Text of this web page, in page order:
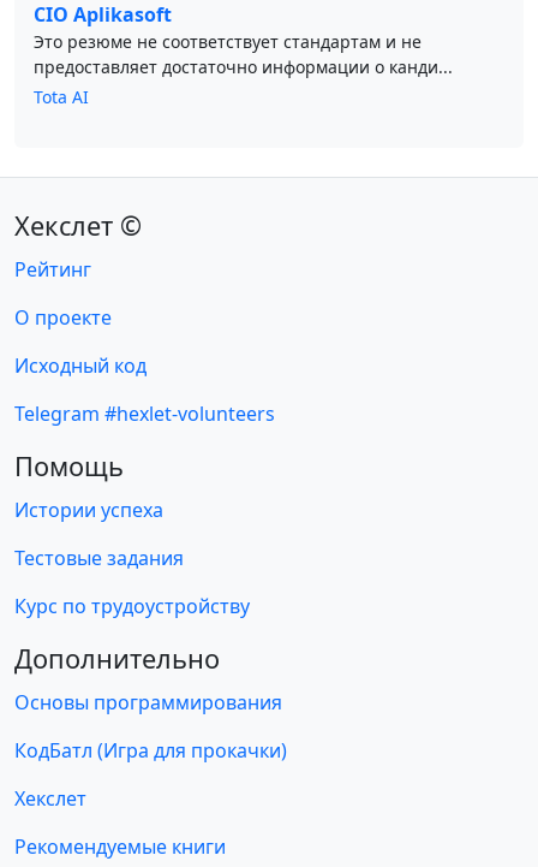
CIO Aplikasoft
Это резюме не соответствует стандартам и не
предоставляет достаточно информации о канди...
Tota AI
Хекслет ©
Рейтинг
О проекте
Исходный код
Telegram #hexlet-volunteers
Помощь
Истории успеха
Тестовые задания
Курс по трудоустройству
Дополнительно
Основы программирования
КодБатл (Игра для прокачки)
Хекслет
Рекомендуемые книги